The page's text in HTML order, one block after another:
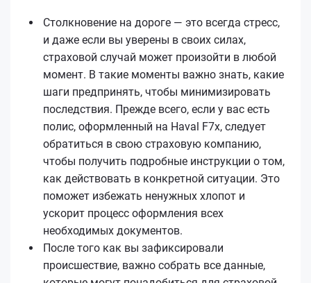
Столкновение на дороге — это всегда стресс,
и даже если вы уверены в своих силах,
страховой случай может произойти в любой
момент. В такие моменты важно знать, какие
шаги предпринять, чтобы минимизировать
последствия. Прежде всего, если у вас есть
полис, оформленный на Haval F7x, следует
обратиться в свою страховую компанию,
чтобы получить подробные инструкции о том,
как действовать в конкретной ситуации. Это
поможет избежать ненужных хлопот и
ускорит процесс оформления всех
необходимых документов.
После того как вы зафиксировали
происшествие, важно собрать все данные,